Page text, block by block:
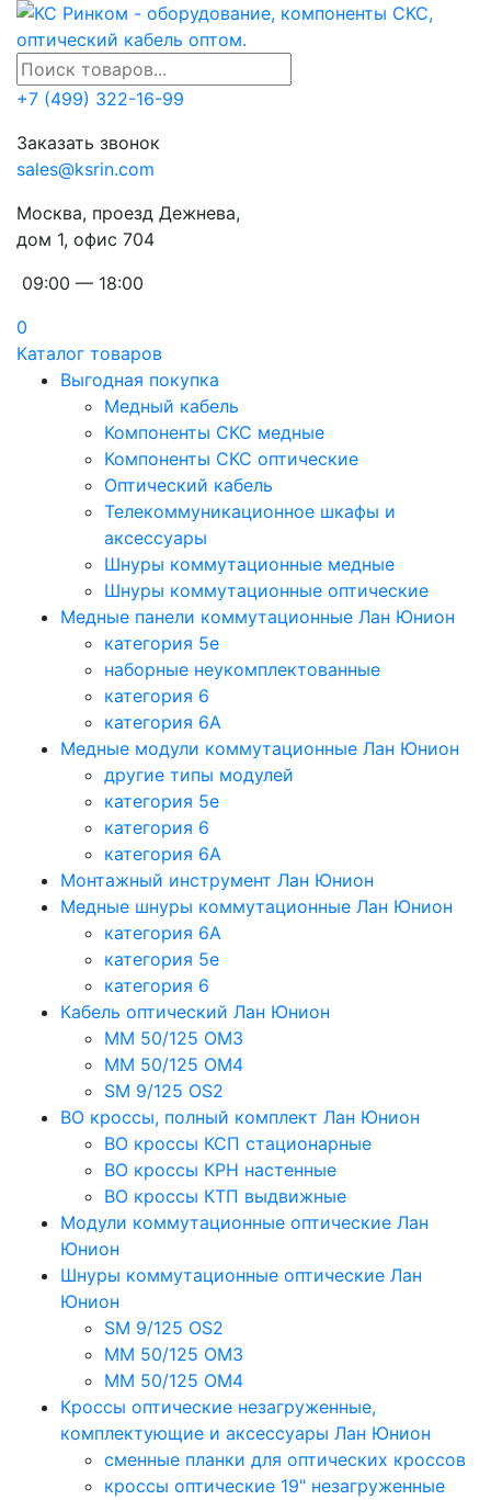
+7 (499) 322-16-99
Заказать звонок
sales@ksrin.com
Москва, проезд Дежнева,
дом 1, офис 704
09:00 — 18:00
0
Каталог товаров
Выгодная покупка
Медный кабель
Компоненты СКС медные
Компоненты СКС оптические
Оптический кабель
Телекоммуникационное шкафы и
аксессуары
Шнуры коммутационные медные
Шнуры коммутационные оптические
Медные панели коммутационные Лан Юнион
категория 5e
наборные неукомплектованные
категория 6
категория 6A
Медные модули коммутационные Лан Юнион
другие типы модулей
категория 5е
категория 6
категория 6A
Монтажный инструмент Лан Юнион
Медные шнуры коммутационные Лан Юнион
категория 6A
категория 5e
категория 6
Кабель оптический Лан Юнион
MM 50/125 OM3
MM 50/125 OM4
SM 9/125 OS2
ВО кроссы, полный комплект Лан Юнион
ВО кроссы КСП стационарные
ВО кроссы КРН настенные
ВО кроссы КТП выдвижные
Модули коммутационные оптические Лан
Юнион
Шнуры коммутационные оптические Лан
Юнион
SM 9/125 OS2
MM 50/125 OM3
MM 50/125 OM4
Кроссы оптические незагруженные,
комплектующие и аксессуары Лан Юнион
сменные планки для оптических кроссов
кроссы оптические 19" незагруженные